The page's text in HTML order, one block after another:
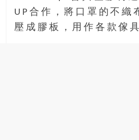
UP合作，將口罩的不織
壓成膠板，用作各款傢